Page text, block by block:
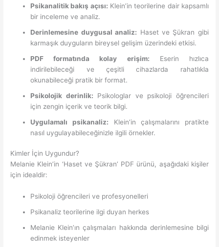
Psikanalitik bakış açısı: Klein’in teorilerine dair kapsamlı
bir inceleme ve analiz.
Derinlemesine duygusal analiz: Haset ve Şükran gibi
karmaşık duyguların bireysel gelişim üzerindeki etkisi.
PDF formatında kolay erişim: Eserin hızlıca
indirilebileceği ve çeşitli cihazlarda rahatlıkla
okunabileceği pratik bir format.
Psikolojik derinlik: Psikologlar ve psikoloji öğrencileri
için zengin içerik ve teorik bilgi.
Uygulamalı psikanaliz: Klein’in çalışmalarını pratikte
nasıl uygulayabileceğinizle ilgili örnekler.
Kimler İçin Uygundur?
Melanie Klein’in ‘Haset ve Şükran’ PDF ürünü, aşağıdaki kişiler
için idealdir:
Psikoloji öğrencileri ve profesyonelleri
Psikanaliz teorilerine ilgi duyan herkes
Melanie Klein’ın çalışmaları hakkında derinlemesine bilgi
edinmek isteyenler